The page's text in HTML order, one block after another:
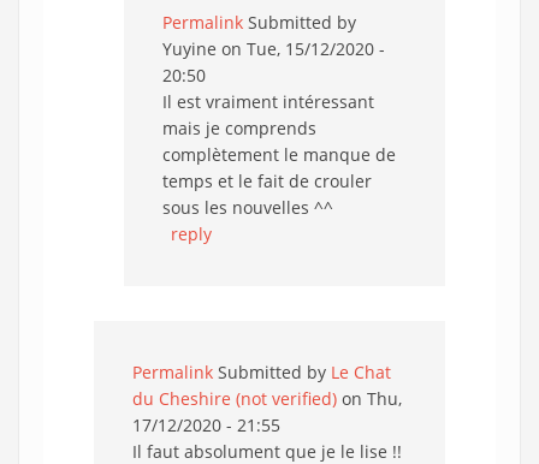
Permalink Submitted by
Yuyine on Tue, 15/12/2020 -
20:50
Il est vraiment intéressant
mais je comprends
complètement le manque de
temps et le fait de crouler
sous les nouvelles ^^
reply
Permalink Submitted by Le Chat
du Cheshire (not verified) on Thu,
17/12/2020 - 21:55
Il faut absolument que je le lise !!